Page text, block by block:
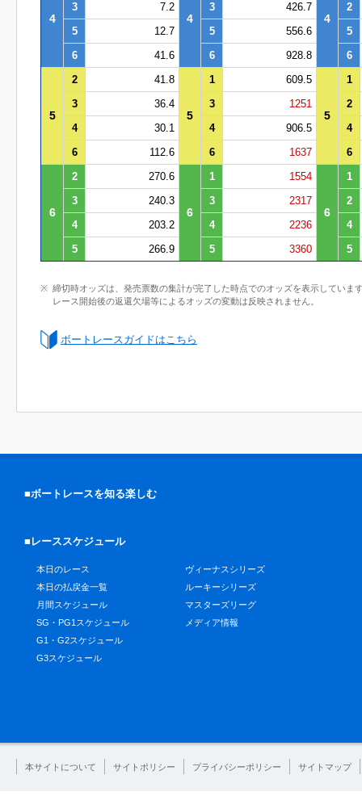
4 4 4
3
7.2 3 426.7
2
5
12.7 5 556.6
5
6
41.6 6 928.8 6
5
2 41.8
5
1 609.5
5
1
3
36.4 3 1251
2
4
30.1 4 906.5
4
6
112.6 6 1637 6
6
2 270.6
6
1 1554
6
1
3
240.3 3 2317
2
4
203.2 4 2236
4
5
266.9 5 3360 5
締切時オッズは、発売票数の集計が完了した時点でのオッズを表示していま
レース開始後の返還欠場等によるオッズの変動は反映されません。
ボートレースガイドはこちら
■ボートレースを知る楽しむ
■レーススケジュール
本日のレース
本日の払戻金一覧
月間スケジュール
SG・PG1スケジュール
G1・G2スケジュール
G3スケジュール
ヴィーナスシリーズ
ルーキーシリーズ
マスターズリーグ
メディア情報
本サイトについて サイトポリシー プライバシーポリシー サイトマップ